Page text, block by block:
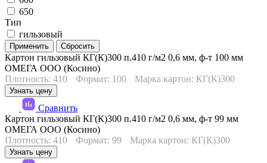
650
Тип
гильзовый
Картон гильзовый КГ(К)300 п.410 г/м2 0,6 мм, ф-т 100 мм
ОМЕГА ООО (Косино)
Плотность: 410
Формат: 100 Марка картон: КГ(К)300
Узнать цену
Сравнить
Картон гильзовый КГ(К)300 п.410 г/м2 0,6 мм, ф-т 99 мм
ОМЕГА ООО (Косино)
Плотность: 410
Формат: 99 Марка картон: КГ(К)300
Узнать цену